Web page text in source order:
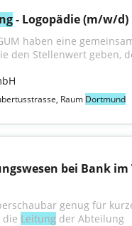
- Logopädie (m/w/d)
haben eine
den Stellenwert geben,
Raum Dortmund
bei Bank im
genug für
die Leitung der Abteilung